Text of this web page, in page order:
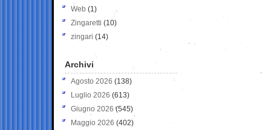
Web (1)
Zingaretti (10)
zingari (14)
Archivi
Agosto 2026 (138)
Luglio 2026 (613)
Giugno 2026 (545)
Maggio 2026 (402)